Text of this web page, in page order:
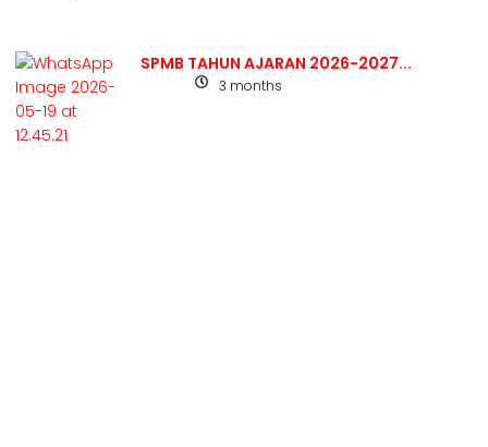
SPMB TAHUN AJARAN 2026-2027...
3 months